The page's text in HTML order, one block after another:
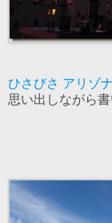
ひさびさ アリゾ
思い出しながら